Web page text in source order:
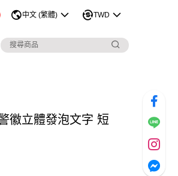
中文 (繁體) TWD
徽立體發泡文字 短